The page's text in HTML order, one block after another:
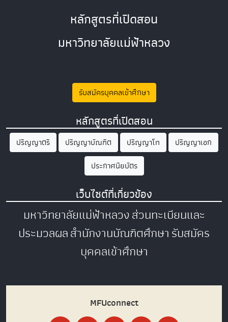
หลักสูตรที่เปิดสอน
มหาวิทยาลัยแม่ฟ้าหลวง
รับสมัครบุคคลเข้าศึกษา
หลักสูตรที่เปิดสอน
ปริญญาตรี ปริญญาบัณฑิต ปริญญาโท
ปริญญาเอก
ประกาศนียบัตร
เว็บไซต์ที่เกี่ยวข้อง
มหาวิทยาลัยแม่ฟ้าหลวงส่วนทะเบียนและ
ประมวลผลสำนักงานบัณฑิตศึกษารับสมัคร
บุคคลเข้าศึกษา
MFUconnect